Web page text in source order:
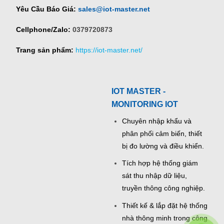
Yêu Cầu Báo Giá: sales@iot-master.net
Cellphone/Zalo: 0379720873
Trang sản phẩm: https://iot-master.net/
IOT MASTER -
MONITORING IOT
Chuyên nhập khẩu và
phân phối cảm biến, thiết
bị đo lường và điều khiển.
Tích hợp hệ thống giám
sát thu nhập dữ liệu,
truyền thông công nghiệp.
Thiết kế & lắp đặt hệ thống
nhà thông minh trong công